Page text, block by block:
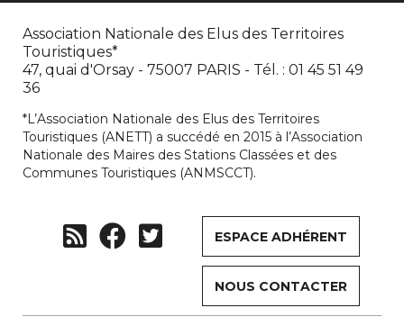
Association Nationale des Elus des Territoires
Touristiques*
47, quai d'Orsay - 75007 PARIS - Tél. : 01 45 51 49
36
*L’Association Nationale des Elus des Territoires
Touristiques (ANETT) a succédé en 2015 à l’Association
Nationale des Maires des Stations Classées et des
Communes Touristiques (ANMSCCT).
ESPACE ADHÉRENT
NOUS CONTACTER